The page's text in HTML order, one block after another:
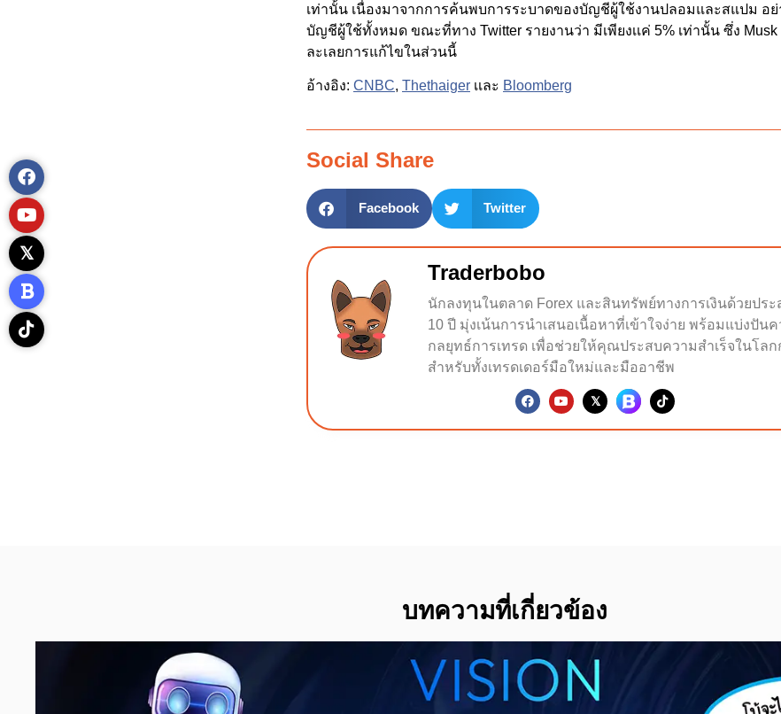
เท่านั้น เนื่องมาจากการค้นพบการระบาดของบัญชีผู้ใช้งานปลอมและสแปม อย่
บัญชีผู้ใช้ทั้งหมด ขณะที่ทาง Twitter รายงานว่า มีเพียงเเค่ 5% เท่านั้น ซึ่ง Musk
ละเลยการแก้ไขในส่วนนี้
อ้างอิง: CNBC, Thethaiger เเละ Bloomberg
Social Share
Facebook Twitter
Traderbobo
นักลงทุนในตลาด Forex และสินทรัพย์ทางการเงินด้วยปร
10 ปี มุ่งเน้นการนำเสนอเนื้อหาที่เข้าใจง่าย พร้อมแบ่งปัน
กลยุทธ์การเทรด เพื่อช่วยให้คุณประสบความสำเร็จในโลก
สำหรับทั้งเทรดเดอร์มือใหม่และมืออาชีพ
บทความที่เกี่ยวข้อง